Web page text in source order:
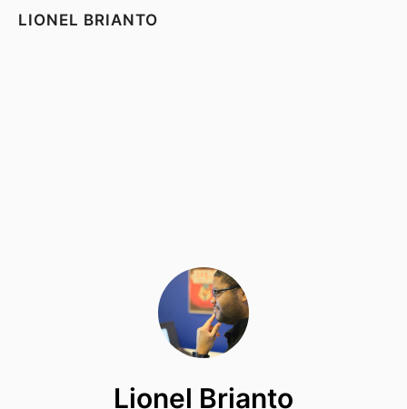
LIONEL BRIANTO
Lionel Brianto